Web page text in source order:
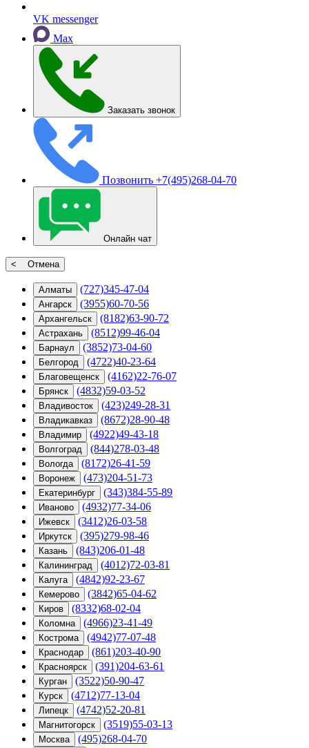
VK messenger
Max
Заказать звонок
Позвонить +7(495)268-04-70
Онлайн чат
< Отмена
Алматы (727)345-47-04
Ангарск (3955)60-70-56
Архангельск (8182)63-90-72
Астрахань (8512)99-46-04
Барнаул (3852)73-04-60
Белгород (4722)40-23-64
Благовещенск (4162)22-76-07
Брянск (4832)59-03-52
Владивосток (423)249-28-31
Владикавказ (8672)28-90-48
Владимир (4922)49-43-18
Волгоград (844)278-03-48
Вологда (8172)26-41-59
Воронеж (473)204-51-73
Екатеринбург (343)384-55-89
Иваново (4932)77-34-06
Ижевск (3412)26-03-58
Иркутск (395)279-98-46
Казань (843)206-01-48
Калининград (4012)72-03-81
Калуга (4842)92-23-67
Кемерово (3842)65-04-62
Киров (8332)68-02-04
Коломна (4966)23-41-49
Кострома (4942)77-07-48
Краснодар (861)203-40-90
Красноярск (391)204-63-61
Курган (3522)50-90-47
Курск (4712)77-13-04
Липецк (4742)52-20-81
Магнитогорск (3519)55-03-13
Москва
(495)268-04-70